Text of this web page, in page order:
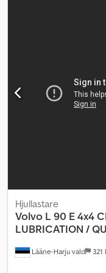
2018, måste svetsas –
Beskrivning: Volvo
stannat. Säljes med
L25BV175xxxx Kontakta
Lääne-Harju vald 321
Hjullastare
Volvo L 90 E 4x4
LUBRICATION /